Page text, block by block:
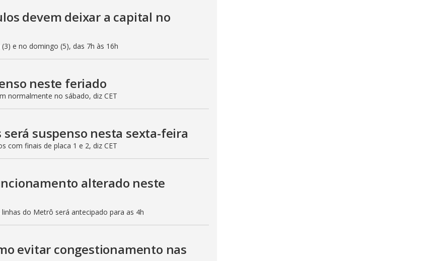
devem deixar a capital no
e no domingo (5), das 7h às 16h
neste feriado
normalmente no sábado, diz CET
suspenso nesta sexta-feira
com finais de placa 1 e 2, diz CET
alterado neste
do Metrô será antecipado para as 4h
evitar congestionamento nas